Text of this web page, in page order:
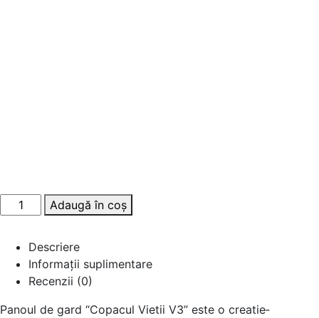
Adaugă în coș
Descriere
Informații suplimentare
Recenzii (0)
Panoul de gard “Copacul Vie­tii V3” este o creatie­